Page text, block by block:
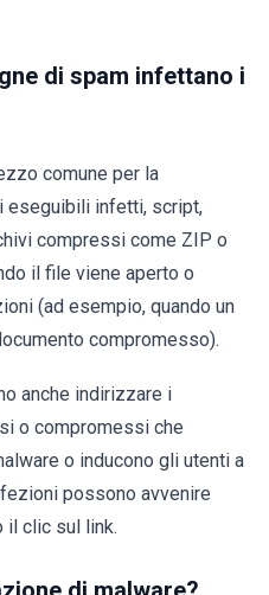
di spam infettano i
comune per la
eseguibili infetti, script,
compressi come ZIP o
il file viene aperto o
(ad esempio, quando un
compromesso).
anche indirizzare i
o compromessi che
o inducono gli utenti a
possono avvenire
il clic sul link.